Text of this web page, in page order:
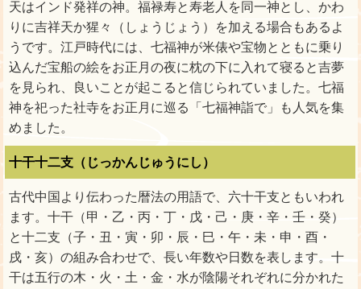
天はインド発祥の神。福禄寿と寿老人を同一神とし、かわ
りに吉祥天か猩々（しょうじょう）を加える場合もあるよ
うです。江戸時代には、七福神が米俵や宝物とともに乗り
込んだ宝船の絵をお正月の夜に枕の下に入れて寝ると吉夢
を見られ、良いことが起こると信じられていました。七福
神を祀った社寺をお正月に巡る「七福神詣で」も人気を集
めました。
十干十二支（じっかんじゅうにし）
古代中国より伝わった暦法の用語で、六十干支ともいわれ
ます。十干（甲・乙・丙・丁・戊・己・庚・辛・壬・癸）
と十二支（子・丑・寅・卯・辰・巳・午・未・申・酉・
戌・亥）の組み合わせで、長い年数や日数を表します。十
干は五行の木・火・土・金・水が陰陽それぞれに分かれた